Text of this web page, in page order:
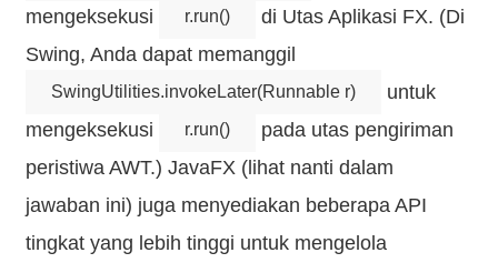
mengeksekusi
r.run()
di Utas Aplikasi FX. (Di
Swing, Anda dapat memanggil
SwingUtilities.invokeLater(Runnable r)
untuk
mengeksekusi
r.run()
pada utas pengiriman
peristiwa AWT.) JavaFX (lihat nanti dalam
jawaban ini) juga menyediakan beberapa API
tingkat yang lebih tinggi untuk mengelola